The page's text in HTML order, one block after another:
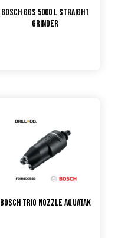
Bosch GGS 5000 L Straight
Grinder
Bosch Trio Nozzle Aquatak